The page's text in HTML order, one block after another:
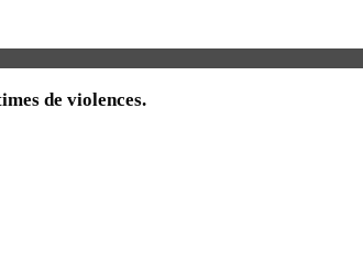
de violences.